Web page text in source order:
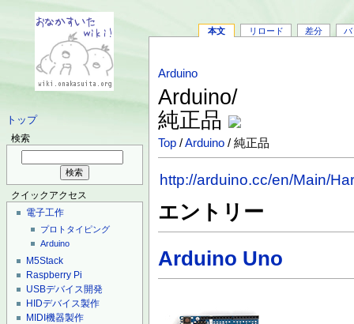
トップ
検索
クイックアクセス
電子工作
プロトタイピング
Arduino
M5Stack
Raspberry Pi
USBデバイス開発
HIDデバイス製作
MIDI機器製作
本文 リロード 差分 バ
Arduino
Arduino/
純正品
Top /Arduino / 純正品
http://arduino.cc/en/Main/
エントリー
Arduino Uno